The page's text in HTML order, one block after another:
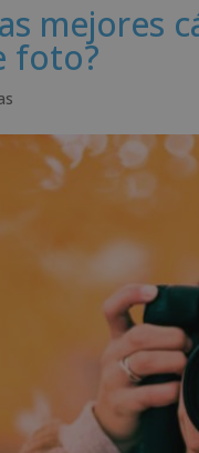
mejores
foto?